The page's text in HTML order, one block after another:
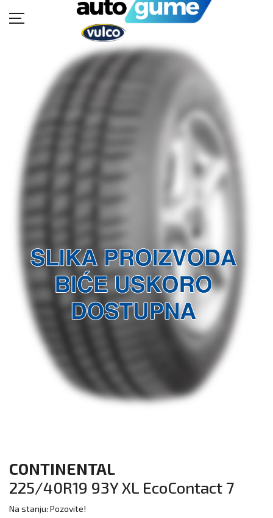
MOTO GUME
AUTO GUME
BUKVAR GUMA
KONTAKT
CONTINENTAL
225/40R19 93Y XL EcoContact 7
Na stanju: Pozovite!